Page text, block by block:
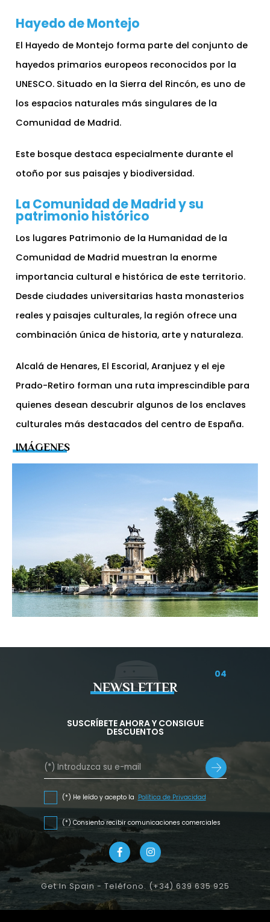
Hayedo de Montejo
El Hayedo de Montejo forma parte del conjunto de
hayedos primarios europeos reconocidos por la
UNESCO. Situado en la Sierra del Rincón, es uno de
los espacios naturales más singulares de la
Comunidad de Madrid.
Este bosque destaca especialmente durante el
otoño por sus paisajes y biodiversidad.
La Comunidad de Madrid y su
patrimonio histórico
Los lugares Patrimonio de la Humanidad de la
Comunidad de Madrid muestran la enorme
importancia cultural e histórica de este territorio.
Desde ciudades universitarias hasta monasterios
reales y paisajes culturales, la región ofrece una
combinación única de historia, arte y naturaleza.
Alcalá de Henares, El Escorial, Aranjuez y el eje
Prado-Retiro forman una ruta imprescindible para
quienes desean descubrir algunos de los enclaves
culturales más destacados del centro de España.
IMÁGENES
04
NEWSLETTER
SUSCRÍBETE AHORA Y CONSIGUE
DESCUENTOS
(*) He leído y acepto la Política de Privacidad
(*) Consiento recibir comunicaciones comerciales
Get In Spain - Teléfono. (+34) 639 635 925